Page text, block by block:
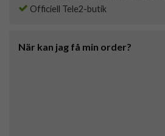
Officiell Tele2-butik
När kan jag få min order?